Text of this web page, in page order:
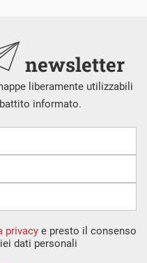
newsletter
liberamente utilizzabili
informato.
privacy e presto il consenso
dati personali